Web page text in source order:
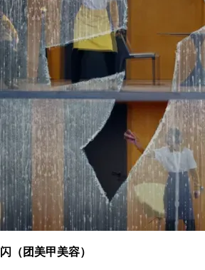
闪（团美甲美容）